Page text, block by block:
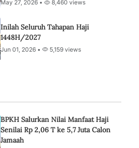
May 27, 2026 • 8,460 views
Inilah Seluruh Tahapan Haji
1448H/2027
Jun 01, 2026 • 5,159 views
BPKH Salurkan Nilai Manfaat Haji
Senilai Rp 2,06 T ke 5,7 Juta Calon
Jamaah